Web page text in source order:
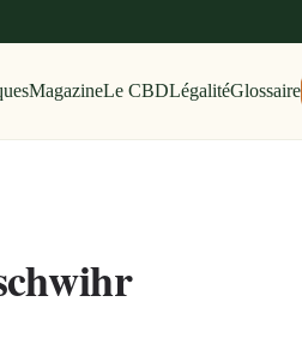
MagazineLe CBDLégalitéGlossaire